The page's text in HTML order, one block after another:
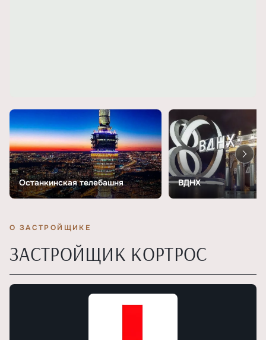
Останкинская телебашня ВДНХ
О ЗАСТРОЙЩИКЕ
ЗАСТРОЙЩИК КОРТРОС